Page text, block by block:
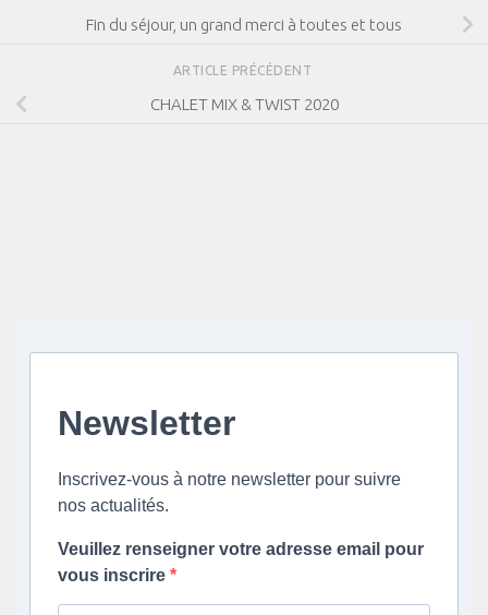
Fin du séjour, un grand merci à toutes et tous
ARTICLE PRÉCÉDENT
CHALET MIX & TWIST 2020
Newsletter
Inscrivez-vous à notre newsletter pour suivre
nos actualités.
Veuillez renseigner votre adresse email pour
vous inscrire